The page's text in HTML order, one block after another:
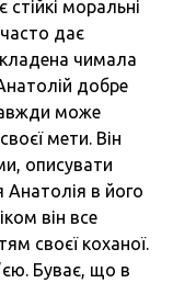
моральні
дає
чимала
добре
може
мети. Він
описувати
Анатолія в його
він все
своєї коханої.
Буває, що в